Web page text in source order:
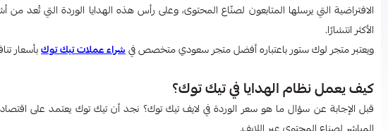
الافتراضية التي يرسلها المتابعون لصنّاع المحتوى، وعلى رأس هذه الهدايا الوردة التي تُعد
الأكثر انتشارًا.
ويعتبر متجر لوك ستور باعتباره أفضل متجر سعودي متخصص فيشراء عملات تيك توكبأسعار
كيف يعمل نظام الهدايا في تيك توك؟